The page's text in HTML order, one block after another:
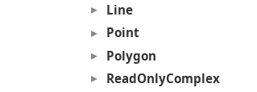
Line
Point
Polygon
ReadOnlyComplex